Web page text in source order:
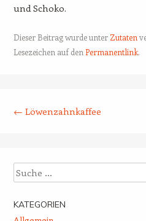
und Schoko.
Dieser Beitrag wurde unter Zutaten
Lesezeichen auf den Permanentlink.
← Löwenzahnkaffee
Suche
KATEGORIEN